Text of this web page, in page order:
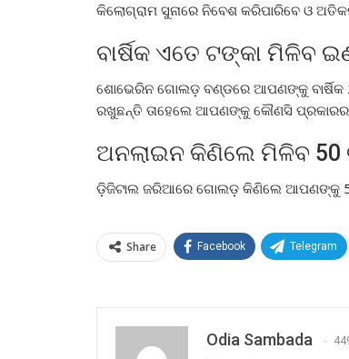
କିଲୋଗ୍ରାମ ସୁନାରେ ନିବେଶ କରିପାରିବେ ଓ
ବାର୍ଷିକ ଏତେ ଟଙ୍କା ମିଳିବ
ଶୋଭେରିନ ଗୋଲଡ଼ ବଣ୍ଡରେ ଆପଣଙ୍କୁ ବାର୍ଷିକ
ରଖୁଛନ୍ତି ତାହେଲେ ଆପଣଙ୍କୁ କୌଣସି ପ୍ରକାରର
ଅନଲାଇନ କିଣିଲେ ମିଳିବ 50
ଡ଼ିଜିଟାଲ ଜରିଆରେ ଗୋଲଡ଼ କିଣିଲେ ଆପଣଙ୍କୁ
Share Facebook Telegram
Odia Sambada